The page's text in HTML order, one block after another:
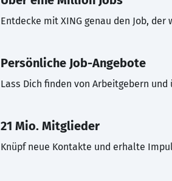
Entdecke mit XING genau den Job, der
Persönliche Job-Angebote
Lass Dich finden von Arbeitgebern und
21 Mio. Mitglieder
Knüpf neue Kontakte und erhalte